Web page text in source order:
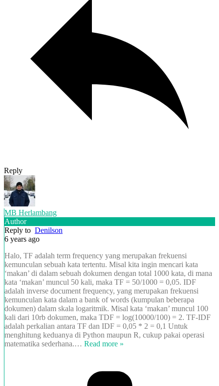
Reply
MB Herlambang
Author
Reply to Denilson
6 years ago
Halo, TF adalah term frequency yang merupakan frekuensi
kemunculan sebuah kata tertentu. Misal kita ingin mencari kata
‘makan’ di dalam sebuah dokumen dengan total 1000 kata, di mana
kata ‘makan’ muncul 50 kali, maka TF = 50/1000 = 0,05. IDF
adalah inverse document frequency, yang merupakan frekuensi
kemunculan kata dalam a bank of words (kumpulan beberapa
dokumen) dalam skala logaritmik. Misal kata ‘makan’ muncul 100
kali dari 10rb dokumen, maka TDF = log(10000/100) = 2. TF-IDF
adalah perkalian antara TF dan IDF = 0,05 * 2 = 0,1 Untuk
menghitung keduanya di Python maupun R, cukup pakai operasi
matematika sederhana.… Read more »